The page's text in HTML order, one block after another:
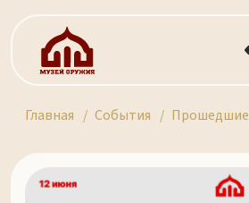
Главная События Прошедшие